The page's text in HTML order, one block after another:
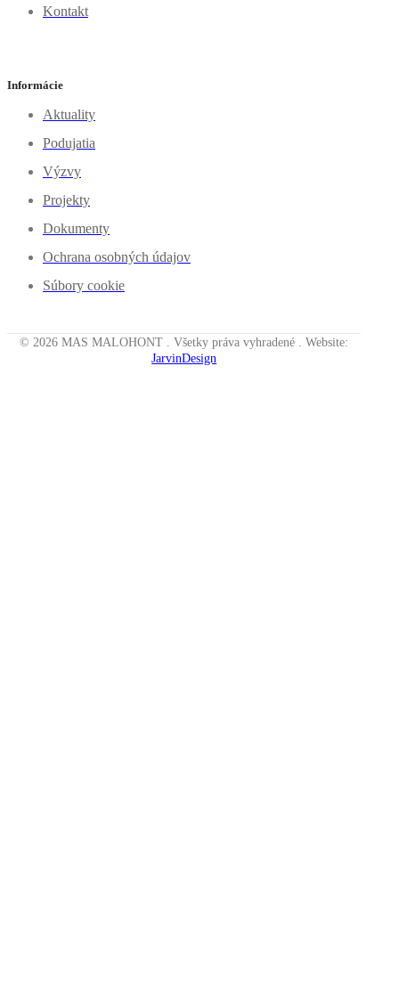
Kontakt
Informácie
Aktuality
Podujatia
Výzvy
Projekty
Dokumenty
Ochrana osobných údajov
Súbory cookie
© 2026 MAS MALOHONT . Všetky práva vyhradené . Website:
JarvinDesign